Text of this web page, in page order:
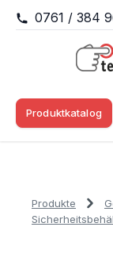
Zum Hauptinhalt
0761 / 384
Produktkatalog
Produkte